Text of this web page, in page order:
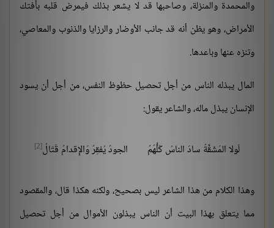
والمحمدة والمنزلة، وصاحبها قد لا يشعر بذلك فيمرض قلبه بأفتك
الأمراض، وهو يظن أنه قد جانب الأوضار والرزايا والذنوب والمعاصي،
وتنزه عنها وباعدها.
المال يبذله الناس من أجل تحصيل حظوظ النفس، من أجل أن يسود
الإنسان يبذل ماله، والشاعر يقول:
لَولا المَشَقَّةُ سادَ الناسُ كُلُّهُمُ الجودُ يُفقِرُ وَالإِقدامُ قَتّالُ[2]
وهذا الكلام من هذا الشاعر ليس بصحيح، ولكنه هكذا قال، والمقصود
مما يتعلق بهذا البيت أن الناس يبذلون الأموال من أجل تحصيل